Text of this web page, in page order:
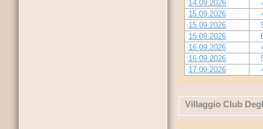
14.09.2026
15.09.2026
15.09.2026
15.09.2026
16.09.2026
16.09.2026
17.09.2026
Villaggio Club